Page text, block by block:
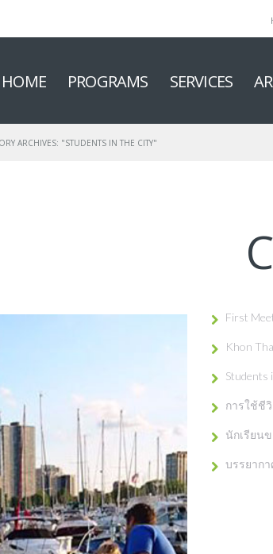
HOME PROGRAMS SERVICES
ARCHIVES: "STUDENTS IN THE CITY"
First
Khon
Students
การใช้ชี
นักเรียนข
บรรยากา